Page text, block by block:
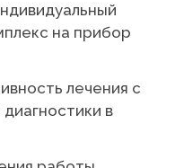
на прибор
лечения с
в